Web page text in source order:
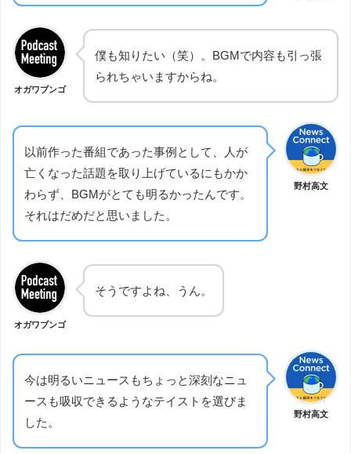
オガワブンゴ
僕も知りたい（笑）。BGMで内容も引っ張
られちゃいますからね。
野村高文
以前作った番組であった事例として、人が
亡くなった話題を取り上げているにもかか
わらず、BGMがとても明るかったんです。
それはだめだと思いました。
オガワブンゴ
そうですよね、うん。
野村高文
今は明るいニュースもちょっと深刻なニュ
ースも吸収できるようなテイストを選びま
した。